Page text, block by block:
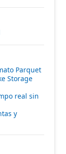
Parquet
Storage
real sin
y